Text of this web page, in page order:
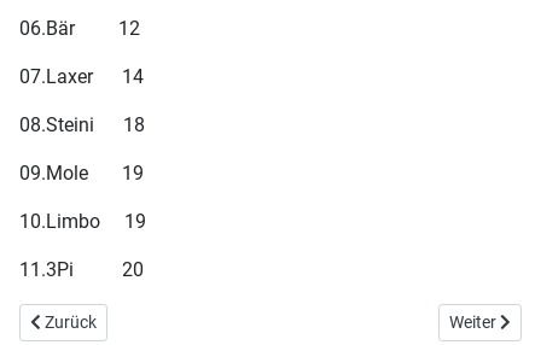
06.Bär 12
07.Laxer 14
08.Steini 18
09.Mole 19
10.Limbo 19
11.3Pi 20
Vorheriger Beitrag: E08/S11: Geduldsspiel
Zurück Nächster
Weiter